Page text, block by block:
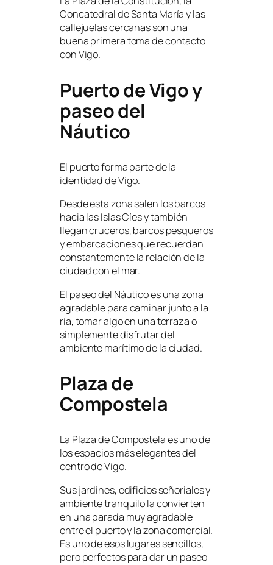
Concatedral de Santa María y las
callejuelas cercanas son una
buena primera toma de contacto
con Vigo.
Puerto de Vigo y
paseo del
Náutico
El puerto forma parte de la
identidad de Vigo.
Desde esta zona salen los barcos
hacia las Islas Cíes y también
llegan cruceros, barcos pesqueros
y embarcaciones que recuerdan
constantemente la relación de la
ciudad con el mar.
El paseo del Náutico es una zona
agradable para caminar junto a la
ría, tomar algo en una terraza o
simplemente disfrutar del
ambiente marítimo de la ciudad.
Plaza de
Compostela
La Plaza de Compostela es uno de
los espacios más elegantes del
centro de Vigo.
Sus jardines, edificios señoriales y
ambiente tranquilo la convierten
en una parada muy agradable
entre el puerto y la zona comercial.
Es uno de esos lugares sencillos,
pero perfectos para dar un paseo